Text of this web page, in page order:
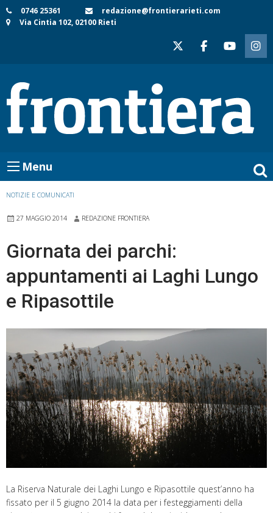
Skip
to
0746 25361
redazione@frontierarieti.com
Via Cintia 102, 02100 Rieti
Menu
NOTIZIE E COMUNICATI
27 MAGGIO 2014 REDAZIONE FRONTIERA
Giornata dei parchi:
appuntamenti ai Laghi Lungo
e Ripasottile
La Riserva Naturale dei Laghi Lungo e Ripasottile quest’anno ha
fissato per il 5 giugno 2014 la data per i festeggiamenti della